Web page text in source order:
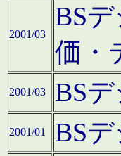
2001/03
BS
価・
2001/03 BS
2001/01 BS